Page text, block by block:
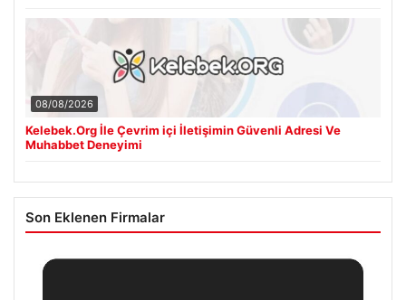
08/08/2026
Kelebek.Org İle Çevrim içi İletişimin Güvenli Adresi Ve
Muhabbet Deneyimi
Son Eklenen Firmalar